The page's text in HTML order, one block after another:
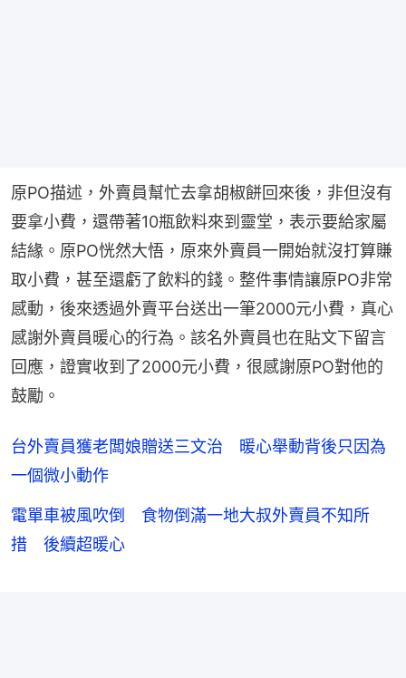
原PO描述，外賣員幫忙去拿胡椒餅回來後，非但沒有
要拿小費，還帶著10瓶飲料來到靈堂，表示要給家屬
結緣。原PO恍然大悟，原來外賣員一開始就沒打算賺
取小費，甚至還虧了飲料的錢。整件事情讓原PO非常
感動，後來透過外賣平台送出一筆2000元小費，真心
感謝外賣員暖心的行為。該名外賣員也在貼文下留言
回應，證實收到了2000元小費，很感謝原PO對他的
鼓勵。
台外賣員獲老闆娘贈送三文治 暖心舉動背後只因為
一個微小動作
電單車被風吹倒 食物倒滿一地大叔外賣員不知所
措 後續超暖心